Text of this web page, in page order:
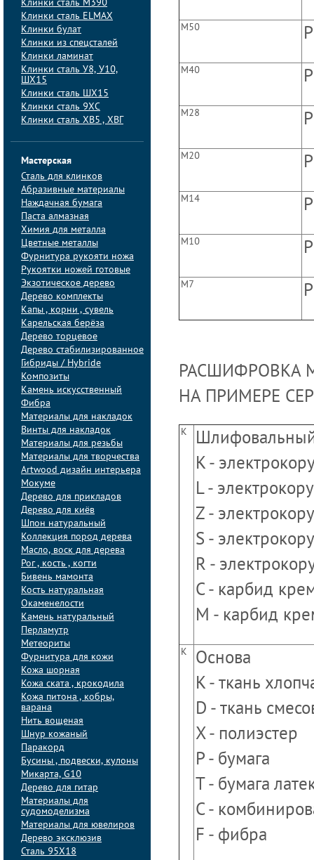
Клинки сталь M390
Клинки сталь ELMAX
Клинки булат
Клинки из спецсталей
Клинки ламинат
Клинки сталь У8, У10,
ШХ15
Клинки сталь ШХ15
Клинки сталь 9ХС
Клинки сталь ХВ5 , ХВГ
Мастерская
Сталь для клинков
Абразивные материалы
Наждачная бумага
Паста алмазная
Химия для металла
Цветные металлы
Фурнитура рукояти ножа
Рукоятки ножей готовые
Экзотическое дерево
Дерево комплекты
Капы , корни , сувель
Карельская берёза
Дерево торцевое
Дерево стабилизированное
Гибриды / Hybride
Композиты
Камень искусственный
Фибра
Материалы для накладок
Винты для накладок
Материалы для резьбы
Материалы для творчества
Artwood дизайн интерьера
Мокуме
Дерево для прикладов
Дерево для киёв
Шпон натуральный
Коллекция пород дерева
Масло, воск для дерева
Рог , кость , когти
Бивень мамонта
Кость натуральная
Окаменелости
Камень натуральный
Перламутр
Метеориты
Фурнитура для кожи
Кожа шорная
Кожа ската , крокодила
Кожа питона , кобры,
варана
Нить вощеная
Шнур кожаный
Паракорд
Бусины , подвески, кулоны
Микарта, G10
Дерево для гитар
Материалы для
судомоделизма
Материалы для ювелиров
Дерево эксклюзив
Сталь 95Х18
М50
М40
М28
М20
М14
М10
М7
РАСШИФРОВКА
НА ПРИМЕРЕ
K
K -
L -
Z -
S -
R -
C - карбид
M - карбид
K
Основа
K - ткань
D - ткань
X - полиэстер
P - бумага
T - бумага
C -
F - фибра